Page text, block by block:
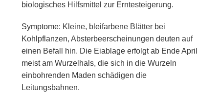
biologisches Hilfsmittel zur Erntesteigerung.
Symptome: Kleine, bleifarbene Blätter bei
Kohlpflanzen, Absterbeerscheinungen deuten auf
einen Befall hin. Die Eiablage erfolgt ab Ende April
meist am Wurzelhals, die sich in die Wurzeln
einbohrenden Maden schädigen die
Leitungsbahnen.